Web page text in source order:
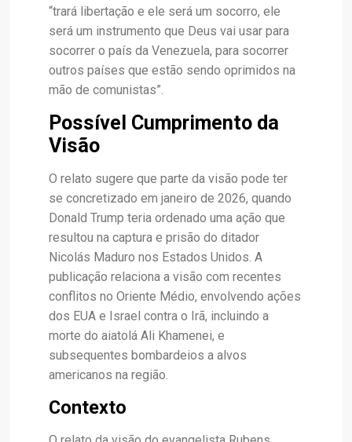
“trará libertação e ele será um socorro, ele
será um instrumento que Deus vai usar para
socorrer o país da Venezuela, para socorrer
outros países que estão sendo oprimidos na
mão de comunistas”.
Possível Cumprimento da
Visão
O relato sugere que parte da visão pode ter
se concretizado em janeiro de 2026, quando
Donald Trump teria ordenado uma ação que
resultou na captura e prisão do ditador
Nicolás Maduro nos Estados Unidos. A
publicação relaciona a visão com recentes
conflitos no Oriente Médio, envolvendo ações
dos EUA e Israel contra o Irã, incluindo a
morte do aiatolá Ali Khamenei, e
subsequentes bombardeios a alvos
americanos na região.
Contexto